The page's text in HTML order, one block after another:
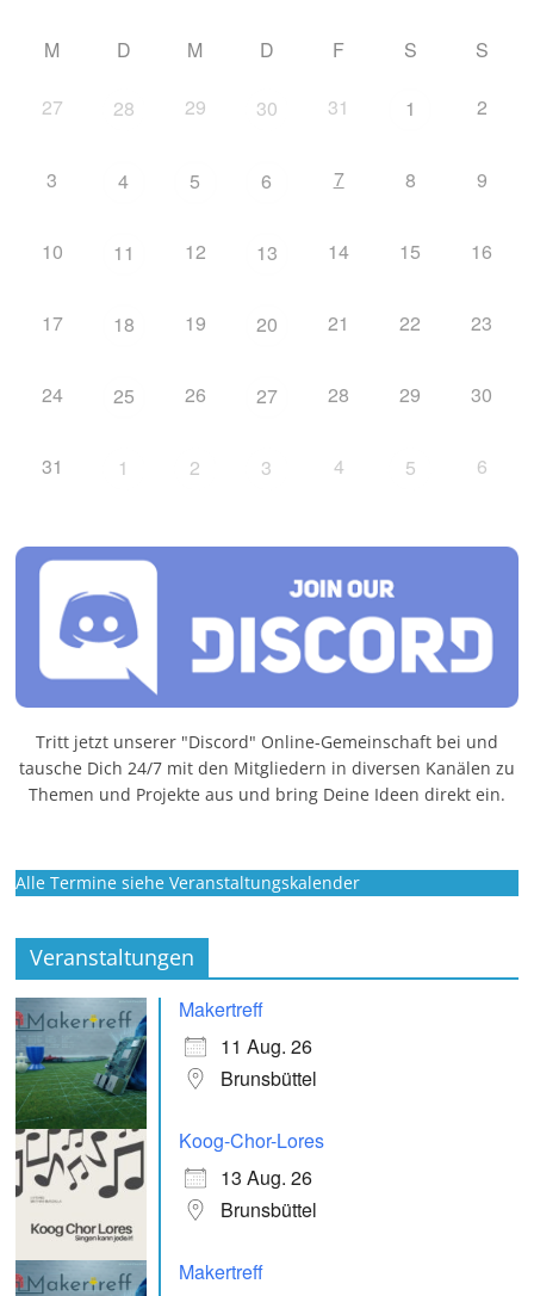
M D M D F S S
27 28 29 30 31 1 2
3 4 5 6 7 8 9
10 11 12 13 14 15 16
17 18 19 20 21 22 23
24 25 26 27 28 29 30
31 1 2 3 4 5 6
Tritt jetzt unserer "Discord" Online-Gemeinschaft bei und
tausche Dich 24/7 mit den Mitgliedern in diversen Kanälen zu
Themen und Projekte aus und bring Deine Ideen direkt ein.
Alle Termine siehe Veranstaltungskalender
Veranstaltungen
Makertreff
11 Aug. 26
Brunsbüttel
Koog-Chor-Lores
13 Aug. 26
Brunsbüttel
Makertreff